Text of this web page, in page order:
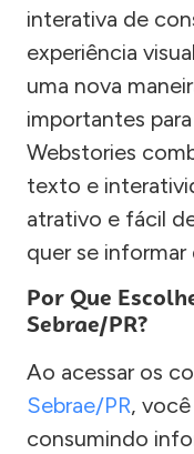
interativa de
experiência
uma nova
importantes
Webstories
texto e
atrativo e fácil
quer se
Por Que
Sebrae/PR?
Ao acessar os
Sebrae/PR,
consumindo